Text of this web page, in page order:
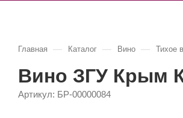
Главная — Каталог — Вино — Тихое
Вино ЗГУ Крым
Артикул: БР-00000084